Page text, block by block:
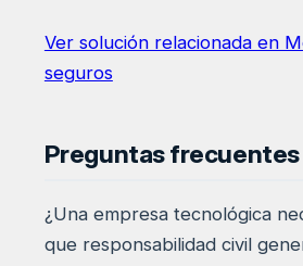
Ver solución relacionada en
seguros
Preguntas frecuentes
¿Una empresa tecnológica
que responsabilidad civil